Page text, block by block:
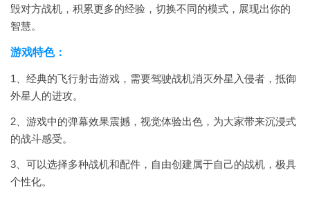
毁对方战机，积累更多的经验，切换不同的模式，展现出你的
智慧。
游戏特色：
1、经典的飞行射击游戏，需要驾驶战机消灭外星入侵者，抵御
外星人的进攻。
2、游戏中的弹幕效果震撼，视觉体验出色，为大家带来沉浸式
的战斗感受。
3、可以选择多种战机和配件，自由创建属于自己的战机，极具
个性化。